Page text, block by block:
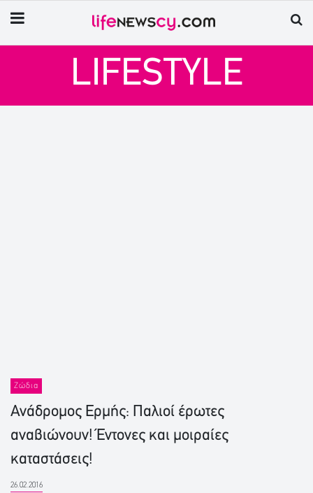
LIFESTYLE
Ζώδια
Ανάδρομος Ερμής: Παλιοί έρωτες
αναβιώνουν! Έντονες και μοιραίες
καταστάσεις!
26.02.2016